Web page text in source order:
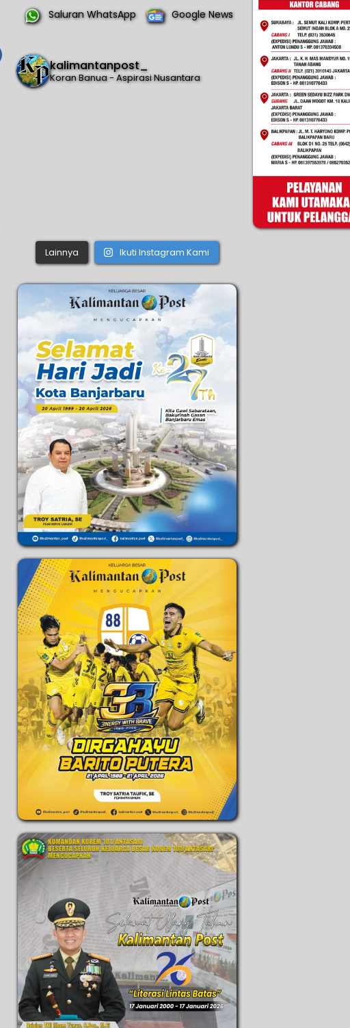
Saluran WhatsApp Google News
kalimantanpost_
Koran Banua - Aspirasi Nusantara
Lainnya Ikuti Instagram Kami